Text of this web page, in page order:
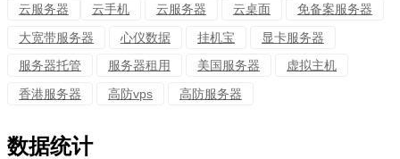
云服务器 云手机 云服务器 云桌面
免备案服务器
大宽带服务器
心仪数据 挂机宝
显卡服务器
服务器托管
服务器租用 美国服务器
虚拟主机
香港服务器
高防vps 高防服务器
数据统计